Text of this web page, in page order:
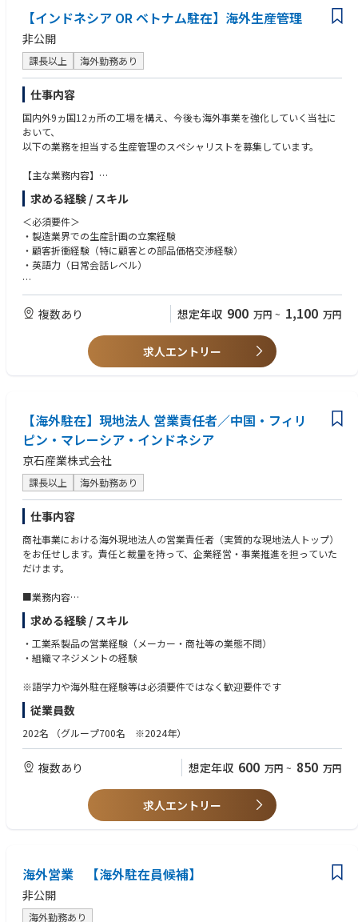
ク）、などの現地法人を有しており、日系企業に加え、現地企業のサポー
トを行っています。
・日系企業の進出が多いアジアの4カ国・地域(上海、香港、バンコック、
ホーチミン)に駐在員事務所を設置し、お客さまの海外進出や現地における
様々な課題の解決についてきめ細かくサポートしています。
・2020年にはシンガポールを中心にIPO支援・M&A助言等の投資銀行業務
を展開するSAC Capital Private Limitedと資本業務提携をしています。同
社の有する現地の豊富なネットワークを活用し、日系企業による東南アジ
アでのM＆A業務を支援、お客さまのASEANにおける更なる成長をサポート
しています。
・海外での金融機能を補完するために各国の有力銀行と業務提携し(14カ
国・地域、22銀行)、アジアではほぼ全域、北米ではアメリカにて地場銀
行が有する豊富な支店網やジャパンデスク(日系取引部署)を通じたきめ細
かい顧客支援を行っています。
当いただくことで、当社経営方針や企業風土などを理解し、出向の土台を
作っていただきます。
◇中長期（3〜5年／その先）
出向の土台ができた後に当社海外グループ会社へ出向（駐在）、駐在先の
海外のメンバーと協力しながら業務に携わっていただきます。出向後は基
本的に、現地グループ会社の社員として業務を行っていただくことになる
ため、現地経営者・従業員と主体的に信頼感関係を構築することが求めら
れます。一方で当社グループガバナンスの観点で、当社側の意図を理解
し、当社目線を持って活動いただくことも期待されます。
【当ポジションの魅力】
当社の海外事業は、これから拡大をしていく、いわば初期段階・発展途上
にあります。自分の手で当社グループの海外事業を創っていく、という挑
戦ができるポジションです。
【インドネシア OR ベトナム駐在】海外生産管理
非公開
課長以上 海外勤務あり
仕事内容
国内外9ヵ国12ヵ所の工場を構え、今後も海外事業を強化していく当社に
おいて、
以下の業務を担当する生産管理のスペシャリストを募集しています。
【主な業務内容】
・生産管理業務全般（生産計画の立案から出荷管理までの実行管理、物流
管理・改善など）
・現地ローカルスタッフの指導・育成・マネジメント
（部品の調達スケジュールの策定、製造工程管理、品質管理、納期管理な
ど、現地での業務に対する管理と指導）
・顧客折衝（納期管理・生産調整・価格交渉・コスト関連の折衝）
ご入社後は、国内工場(高松工場もしくは松山工場)での座学及びOJTトレ
ーニングを予定しております。
研修期間は1ヶ月～3カ月程度です。ご本人のスキル・ご経験・習熟度によ
り研修期間は異なります。
求める経験 / スキル
＜必須要件＞
・製造業界での生産計画の立案経験
・顧客折衝経験（特に顧客との部品価格交渉経験）
・英語力（日常会話レベル）
＜歓迎要件＞
・海外勤務(長期出張もしくは駐在)のご経験
複数あり 想定年収 900 万円 ~ 1,100 万円
求人エントリー
【海外駐在】現地法人 営業責任者／中国・フィリ
ピン・マレーシア・インドネシア
京石産業株式会社
課長以上 海外勤務あり
仕事内容
商社事業における海外現地法人の営業責任者（実質的な現地法人トップ）
をお任せします。責任と裁量を持って、企業経営・事業推進を担っていた
だけます。
■業務内容
・主に現地の製造業顧客向けに様々な商材を提案・販売
・既存顧客への新規商材の提案、新規顧客の開拓、商材調達先の開拓など
のマーケット拡大
・本国の代表者が現地法人の代表を兼任していることから、実質的には現
中国・フィリピン・マレーシア・インドネシア
■取り扱い商材（赴任先によって異なります）
シール材、断熱・保温材、フッ素樹脂製品、摩擦材、樹脂製品、
超硬製品、産業機械、溶解製品、銅管、生産装置・検査装置、
精密機械加工部品、各種生産消耗部品、小型特殊モーター など
■組織規模（赴任先によって異なります）
日本人駐在員：原則として本社から出向の営業責任者1名のみ
営業部門：事務や営業含め数名～10名程度
求める経験 / スキル
・工業系製品の営業経験（メーカー・商社等の業態不問）
・組織マネジメントの経験
※語学力や海外駐在経験等は必須要件ではなく歓迎要件です
従業員数
202名 （グループ700名 ※2024年）
複数あり 想定年収 600 万円 ~ 850 万円
求人エントリー
海外営業 【海外駐在員候補】
非公開
海外勤務あり